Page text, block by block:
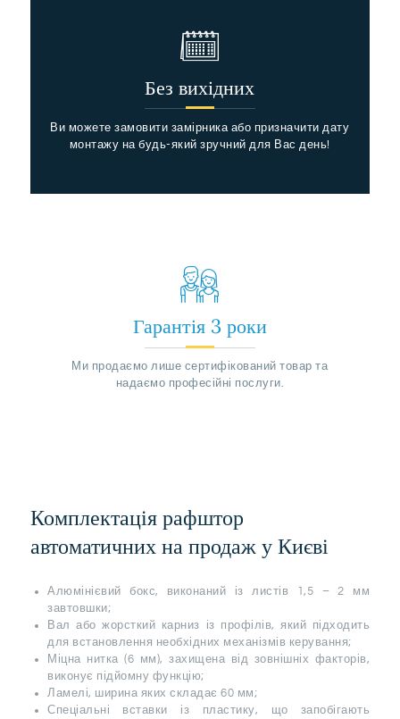
Без вихідних
Ви можете замовити замірника або призначити дату
монтажу на будь-який зручний для Вас день!
Гарантія 3 роки
Ми продаємо лише сертифікований товар та
надаємо професійні послуги.
Комплектація рафштор
автоматичних на продаж у Києві
Алюмінієвий бокс, виконаний із листів 1,5 – 2 мм
завтовшки;
Вал або жорсткий карниз із профілів, який підходить
для встановлення необхідних механізмів керування;
Міцна нитка (6 мм), захищена від зовнішніх факторів,
виконує підйомну функцію;
Ламелі, ширина яких складає 60 мм;
Спеціальні вставки із пластику, що запобігають